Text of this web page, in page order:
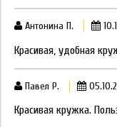
Антонина П.
Красивая, удобная
Павел Р.
Красивая кружка.